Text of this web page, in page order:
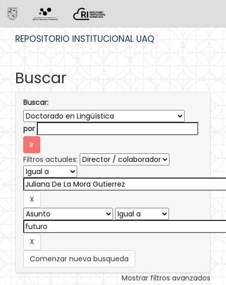
REPOSITORIO INSTITUCIONAL UAQ
Buscar
Buscar:
por
Filtros actuales:
Comenzar nueva busqueda
Mostrar filtros avanzados